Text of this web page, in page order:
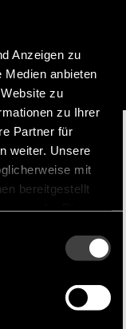
Anzeigen zu
Medien anbieten
zu
zu Ihrer
Partner für
weiter. Unsere
mit
bereitgestellt
Hersteller